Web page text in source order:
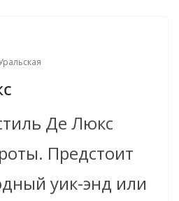
Де Люкс
Предстоит
уик-энд или